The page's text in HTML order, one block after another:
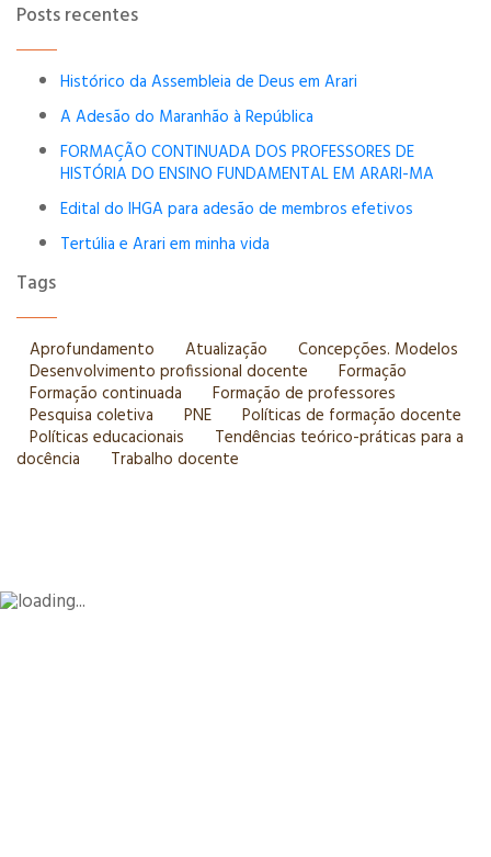
Posts recentes
Histórico da Assembleia de Deus em Arari
A Adesão do Maranhão à República
FORMAÇÃO CONTINUADA DOS PROFESSORES DE
HISTÓRIA DO ENSINO FUNDAMENTAL EM ARARI-MA
Edital do IHGA para adesão de membros efetivos
Tertúlia e Arari em minha vida
Tags
Aprofundamento Atualização
Concepções. Modelos
Desenvolvimento profissional docente
Formação
Formação continuada
Formação de professores
Pesquisa coletiva
PNE
Políticas de formação docente
Políticas educacionais
Tendências teórico-práticas para a
docência
Trabalho docente